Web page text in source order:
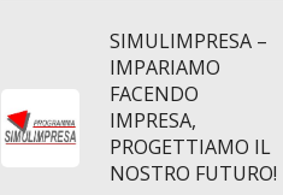
SIMULIMPRESA –
IMPARIAMO
FACENDO
IMPRESA,
PROGETTIAMO IL
NOSTRO FUTURO!